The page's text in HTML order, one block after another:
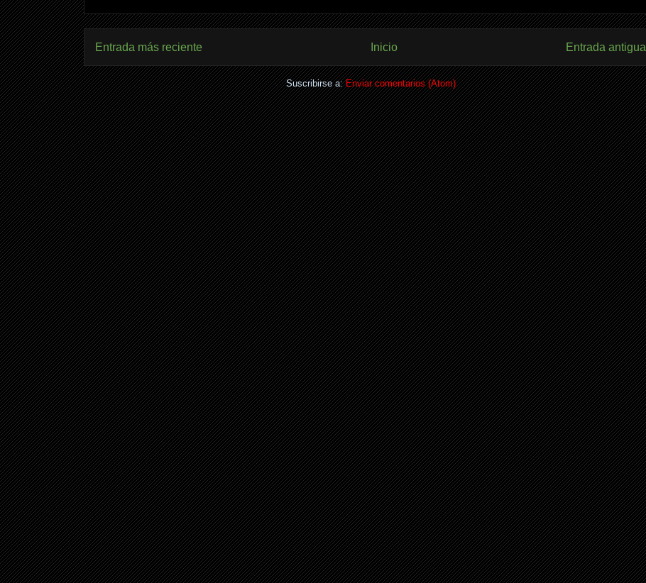
Entrada más reciente Entrada antigua
Inicio
Suscribirse a:Enviar comentarios (Atom)